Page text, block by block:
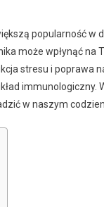
popularność w
może wpłynąć na
stresu i poprawa
immunologiczny.
w naszym